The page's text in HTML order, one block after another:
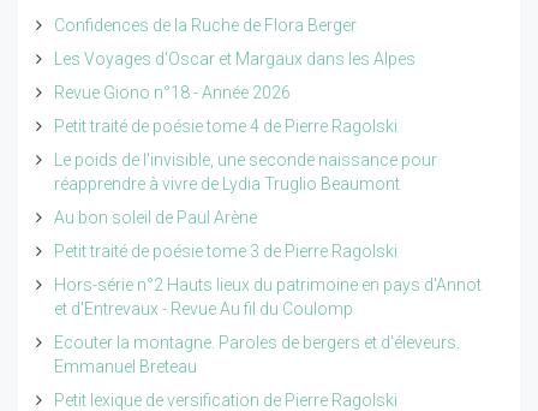
Confidences de la Ruche de Flora Berger
Les Voyages d'Oscar et Margaux dans les Alpes
Revue Giono n°18 - Année 2026
Petit traité de poésie tome 4 de Pierre Ragolski
Le poids de l'invisible, une seconde naissance pour
réapprendre à vivre de Lydia Truglio Beaumont
Au bon soleil de Paul Arène
Petit traité de poésie tome 3 de Pierre Ragolski
Hors-série n°2 Hauts lieux du patrimoine en pays d'Annot
et d'Entrevaux - Revue Au fil du Coulomp
Ecouter la montagne. Paroles de bergers et d'éleveurs.
Emmanuel Breteau
Petit lexique de versification de Pierre Ragolski